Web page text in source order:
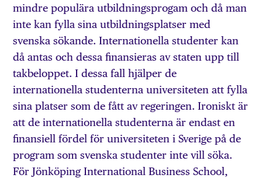
mindre populära utbildningsprogam och då man
inte kan fylla sina utbildningsplatser med
svenska sökande. Internationella studenter kan
då antas och dessa finansieras av staten upp till
takbeloppet. I dessa fall hjälper de
internationella studenterna universiteten att fylla
sina platser som de fått av regeringen. Ironiskt är
att de internationella studenterna är endast en
finansiell fördel för universiteten i Sverige på de
program som svenska studenter inte vill söka.
För Jönköping International Business School,